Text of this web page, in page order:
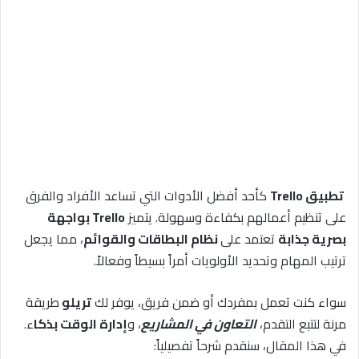
تطبيق Trello
كأحد أفضل الأدوات التي تساعد الأفراد والفرق
على تنظيم أعمالهم بكفاءة وسهولة. يتميز
Trello بواجهة
بصرية جذابة تعتمد علىنظام البطاقات والقوائم، مما يجعل
ترتيب المهام وتحديد الأولويات أمراً بسيطاً وفعالاً.
سواء كنت تعمل بمفردك أو ضمن فريق، يوفر لكتريلوطريقة
مرنة لتتبع التقدم،التعاون في المشاريع، وإدارة الوقت بذكاء.
في هذا المقال، سنقدم شرحاً تفصيلياً: